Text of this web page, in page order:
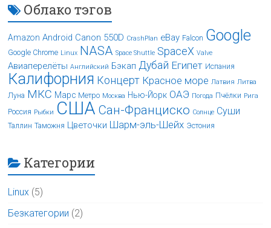
Облако тэгов
Amazon Android Canon 550D CrashPlan eBay Falcon Google
Google Chrome Linux NASA Space Shuttle SpaceX Valve
Авиаперелёты Английский Бэкап Дубай Египет Испания
Калифорния Концерт Красное море Латвия Литва
Луна МКС Марс Метро Москва Нью-Йорк ОАЭ Погода Пчёлки Рига
Россия Рыбки США Сан-Франциско Солнце Суши
Таллин Таможня Цветочки Шарм-эль-Шейх Эстония
Категории
Linux (5)
Безкатегории (2)